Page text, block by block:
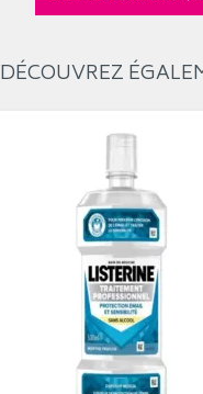
DÉCOUVREZ